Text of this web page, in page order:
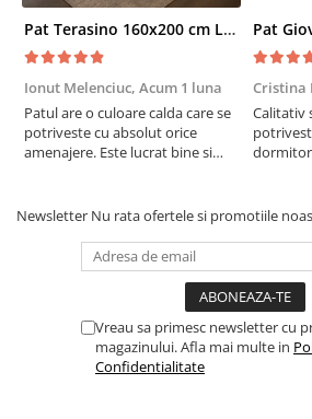
Pat Terasino 160x200 cm Lada Depozitare Tapitat Stofa Bej Somiera Inclusa
Ionut Melenciuc, Acum 1 luna
Patul are o culoare calda care se
potriveste cu absolut orice
amenajere. Este lucrat bine si
drag !
Cristina
Calitativ
Newsletter Nu rata ofertele si promotiile
Vreau sa primesc newsletter cu
magazinului. Afla mai multe in
Confidentialitate